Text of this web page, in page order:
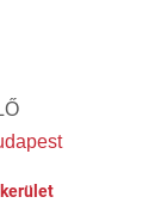
kerület